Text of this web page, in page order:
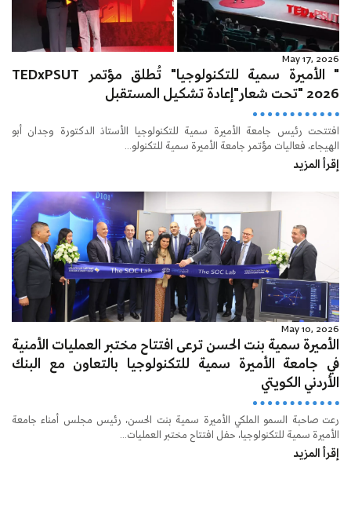
May 17, 2026
" الأميرة سمية للتكنولوجيا" تُطلق مؤتمر TEDxPSUT
2026 "تحت شعار"إعادة تشكيل المستقبل
افتتحت رئيس جامعة الأميرة سمية للتكنولوجيا الأستاذ الدكتورة وجدان أبو
الهيجاء، فعاليات مؤتمر جامعة الأميرة سمية للتكنولو...
إقرأ المزيد
May 10, 2026
الأميرة سمية بنت الحسن ترعى افتتاح مختبر العمليات الأمنية
في جامعة الأميرة سمية للتكنولوجيا بالتعاون مع البنك
الأردني الكويتي
رعت صاحبة السمو الملكي الأميرة سمية بنت الحسن، رئيس مجلس أمناء جامعة
الأميرة سمية للتكنولوجيا، حفل افتتاح مختبر العمليات...
إقرأ المزيد